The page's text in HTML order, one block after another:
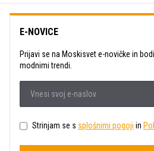
E-NOVICE
Prijavi se na Moskisvet e-novičke in
modnimi trendi.
Strinjam se s splošnimi pogoji in